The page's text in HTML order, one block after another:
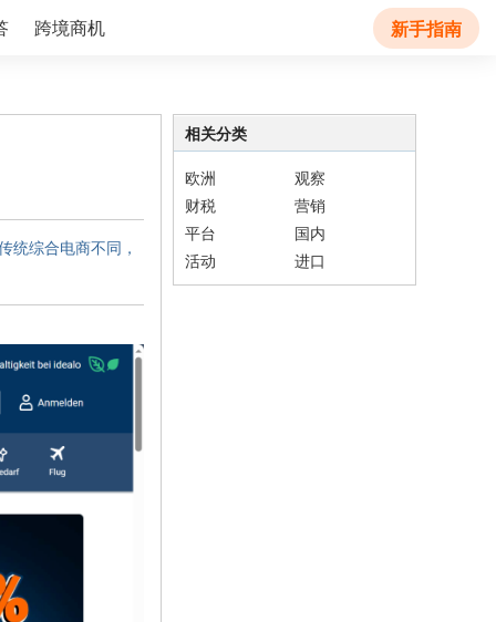
跨境商机 新手指南
统综合电商不同，
相关分类
欧洲
观察
财税
营销
平台
国内
活动
进口